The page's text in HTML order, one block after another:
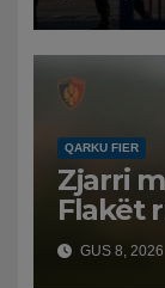
QARKU FIER
Zjarri
Flakët
Policia
në
GUS 8, 2026